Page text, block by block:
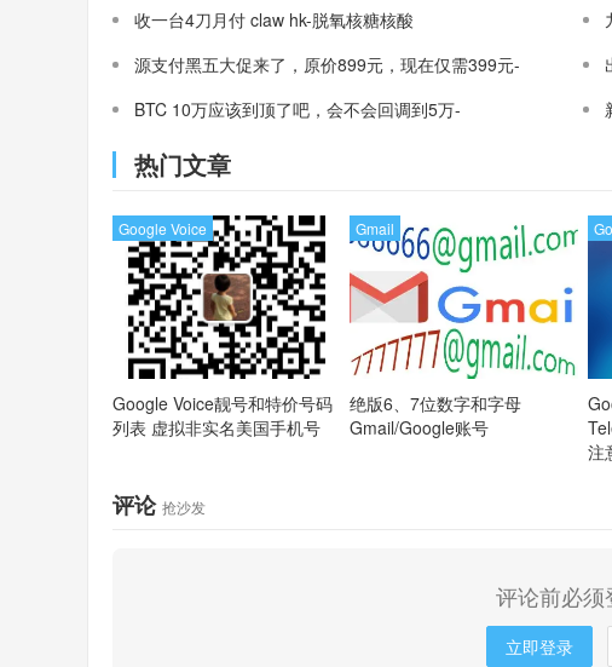
收一台4刀月付 claw hk-脱氧核糖核酸
源支付黑五大促来了，原价899元，现在仅需399元-
BTC 10万应该到顶了吧，会不会回调到5万-
热门文章
Google Voice靓号和特价号码
列表 虚拟非实名美国手机号
Google Voice
绝版6、7位数字和字母
Gmail/Google账号
Gmail
注
评论 抢沙发
评论前必须
立即登录